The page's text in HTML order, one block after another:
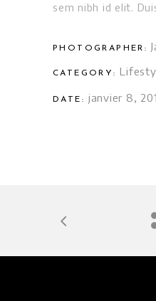
sem nibh id elit.
PHOTOGRAPHER:
CATEGORY:
DATE: janvier 8,